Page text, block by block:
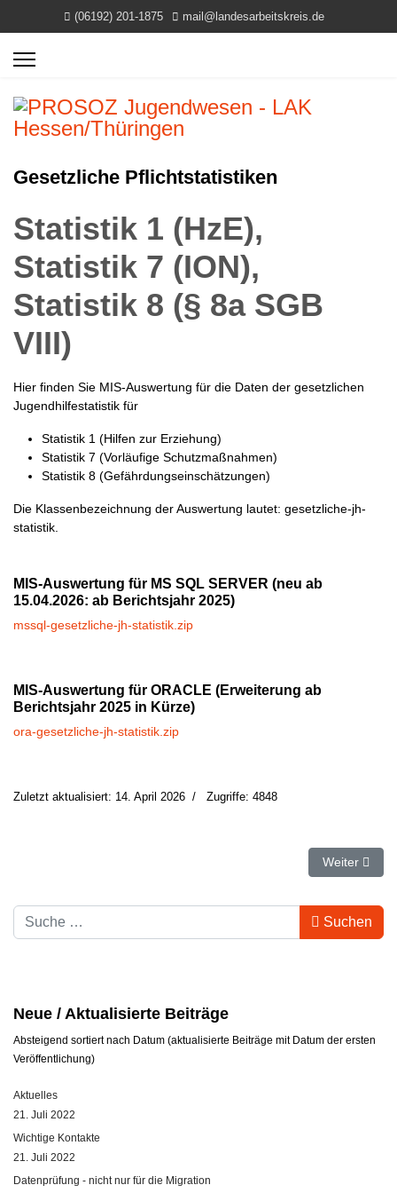
(06192) 201-1875 mail@landesarbeitskreis.de
Gesetzliche Pflichtstatistiken
Statistik 1 (HzE),
Statistik 7 (ION),
Statistik 8 (§ 8a SGB
VIII)
Hier finden Sie MIS-Auswertung für die Daten der gesetzlichen
Jugendhilfestatistik für
Statistik 1 (Hilfen zur Erziehung)
Statistik 7 (Vorläufige Schutzmaßnahmen)
Statistik 8 (Gefährdungseinschätzungen)
Die Klassenbezeichnung der Auswertung lautet: gesetzliche-jh-
statistik.
MIS-Auswertung für MS SQL SERVER (neu ab
15.04.2026: ab Berichtsjahr 2025)
mssql-gesetzliche-jh-statistik.zip
MIS-Auswertung für ORACLE (Erweiterung ab
Berichtsjahr 2025 in Kürze)
ora-gesetzliche-jh-statistik.zip
Zuletzt aktualisiert: 14. April 2026 Zugriffe: 4848
Nächster
Weiter
Suchbegriff
Suchen
Neue / Aktualisierte Beiträge
Absteigend sortiert nach Datum (aktualisierte Beiträge mit Datum der ersten
Veröffentlichung)
Aktuelles
21. Juli 2022
Wichtige Kontakte
21. Juli 2022
Datenprüfung - nicht nur für die Migration